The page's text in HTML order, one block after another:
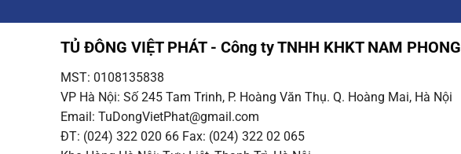
TỦ ĐÔNG VIỆT PHÁT - Công ty TNHH KHKT NAM PHONG
MST: 0108135838
VP Hà Nội: Số 245 Tam Trinh, P. Hoàng Văn Thụ. Q. Hoàng Mai, Hà Nội
Email: TuDongVietPhat@gmail.com
ĐT: (024) 322 020 66 Fax: (024) 322 02 065